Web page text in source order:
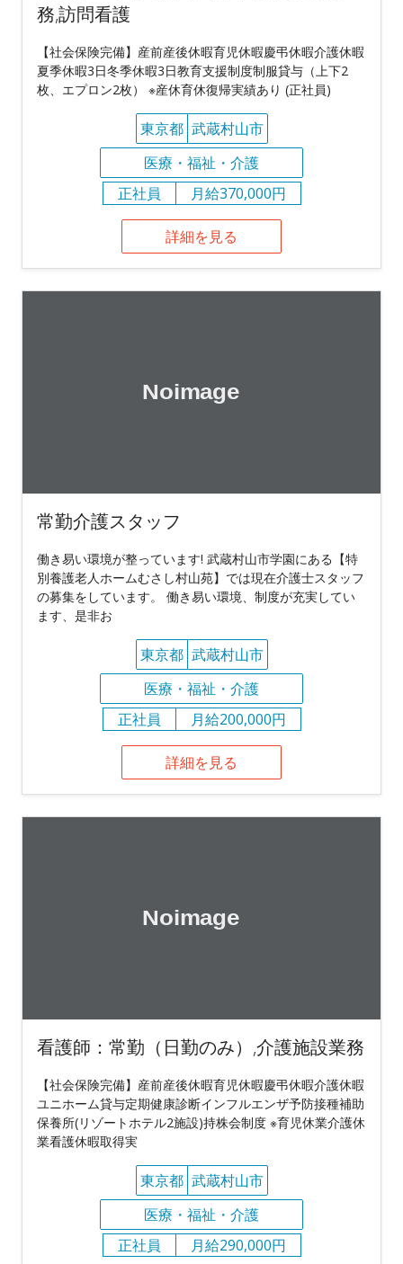
務,訪問看護
【社会保険完備】産前産後休暇育児休暇慶弔休暇介護休暇
夏季休暇3日冬季休暇3日教育支援制度制服貸与（上下2
枚、エプロン2枚） ※産休育休復帰実績あり (正社員)
東京都 武蔵村山市
医療・福祉・介護
正社員
月給370,000円
詳細を見る
常勤介護スタッフ
働き易い環境が整っています! 武蔵村山市学園にある【特
別養護老人ホームむさし村山苑】では現在介護士スタッフ
の募集をしています。 働き易い環境、制度が充実してい
ます、是非お
東京都 武蔵村山市
医療・福祉・介護
正社員
月給200,000円
詳細を見る
看護師：常勤（日勤のみ）,介護施設業務
【社会保険完備】産前産後休暇育児休暇慶弔休暇介護休暇
ユニホーム貸与定期健康診断インフルエンザ予防接種補助
保養所(リゾートホテル2施設)持株会制度 ※育児休業介護休
業看護休暇取得実
東京都 武蔵村山市
医療・福祉・介護
正社員
月給290,000円